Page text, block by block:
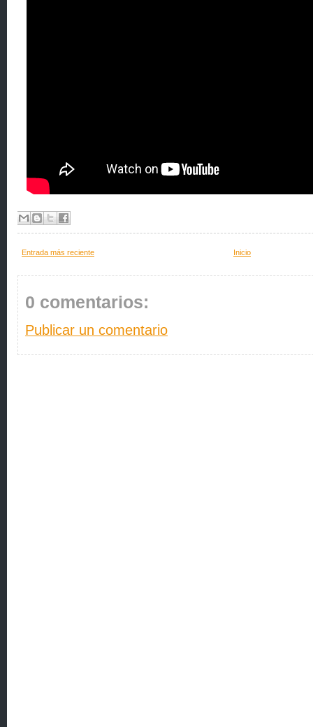
Entrada más reciente Inicio
0 comentarios:
Publicar un comentario